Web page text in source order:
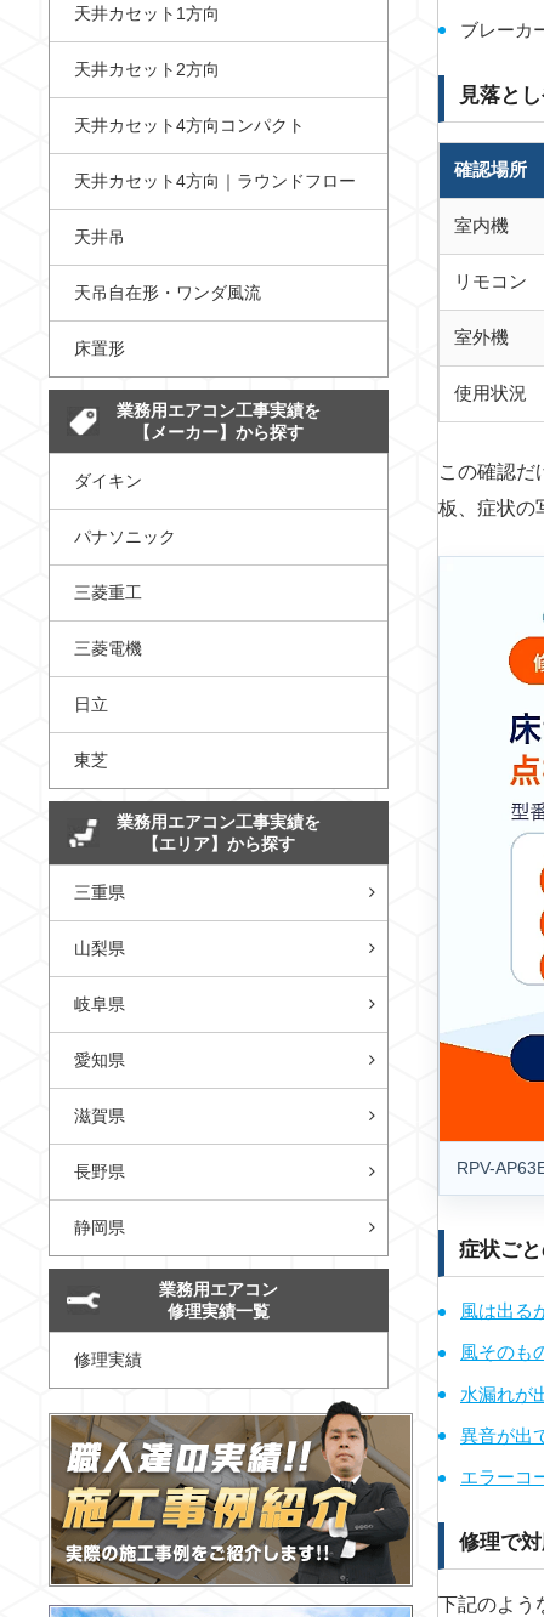
ブレーカ
見落と
確認場所
室内機
リモコン
室外機
使用状況
この確認だ
板、症状の
RPV-
症状ご
風は出る
風そのも
水漏れが
異音が出
エラーコ
修理で
下記のよう
天井カセット1方向
天井カセット2方向
天井カセット4方向コンパクト
天井カセット4方向｜ラウンドフロー
天井吊
天吊自在形・ワンダ風流
床置形
業務用エアコン工事実績を
【メーカー】から探す
ダイキン
パナソニック
三菱重工
三菱電機
日立
東芝
業務用エアコン工事実績を
【エリア】から探す
三重県
山梨県
岐阜県
愛知県
滋賀県
長野県
静岡県
業務用エアコン
修理実績一覧
修理実績